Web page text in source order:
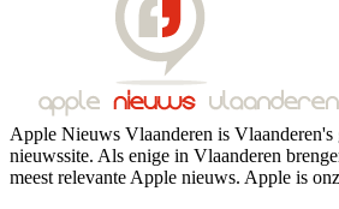
Apple Nieuws Vlaanderen is Vlaanderen's
nieuwssite. Als enige in Vlaanderen
meest relevante Apple nieuws. Apple is